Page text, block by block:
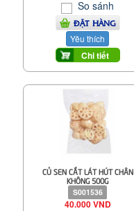
So sánh
ĐẶT HÀNG
Yêu thích
Chi tiết
CỦ SEN CẮT LÁT HÚT CHÂN
KHÔNG 500G
S001536
40.000 VND